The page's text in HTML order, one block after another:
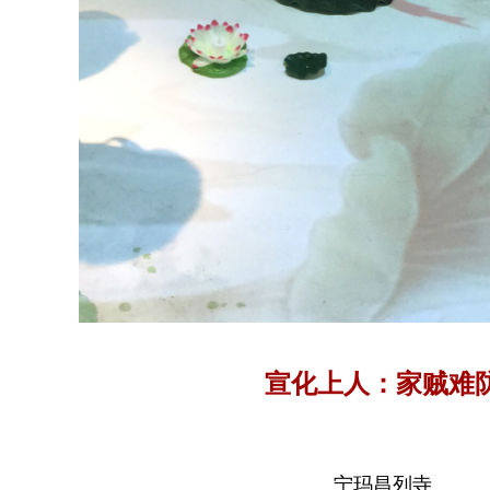
宣化上人：家贼难
宁玛昌列寺